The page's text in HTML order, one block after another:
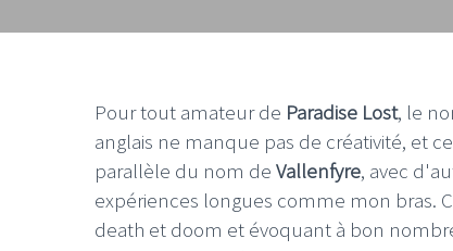
Pour tout amateur de Paradise Lost, le
anglais ne manque pas de créativité, et
parallèle du nom de Vallenfyre, avec
expériences longues comme mon bras.
death et doom et évoquant à bon